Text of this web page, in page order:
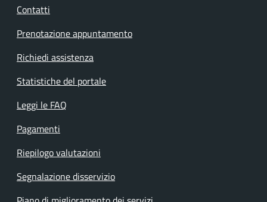
Contatti
Prenotazione appuntamento
Richiedi assistenza
Statistiche del portale
Leggi le FAQ
Pagamenti
Riepilogo valutazioni
Segnalazione disservizio